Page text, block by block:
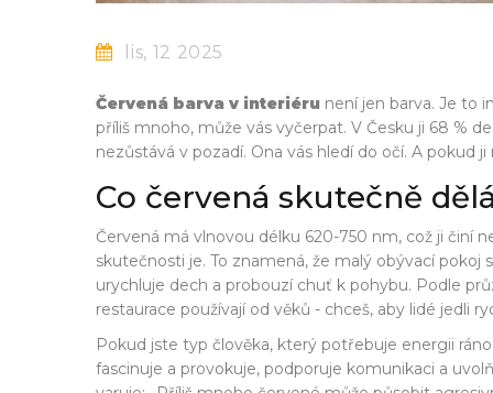
lis, 12 2025
Červená barva v interiéru není jen barva. Je to
příliš mnoho, může vás vyčerpat. V Česku ji 68 %
nezůstává v pozadí. Ona vás hledí do očí. A pokud
Co červená skutečně
Červená má vlnovou délku 620-750 nm, což ji činí
skutečnosti je. To znamená, že malý obývací
urychluje dech a probouzí chuť k pohybu. Podle
restaurace používají od věků - chceš, aby lidé jedli
Pokud jste typ člověka, který potřebuje energii
fascinuje a provokuje, podporuje komunikaci a